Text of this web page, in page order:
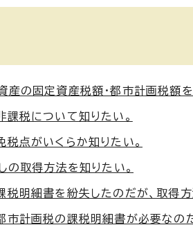
産の固定資産税額・都市計画税額を
課税について知りたい。
税点がいくらか知りたい。
の取得方法を知りたい。
税明細書を紛失したのだが、取得方
市計画税の課税明細書が必要なの